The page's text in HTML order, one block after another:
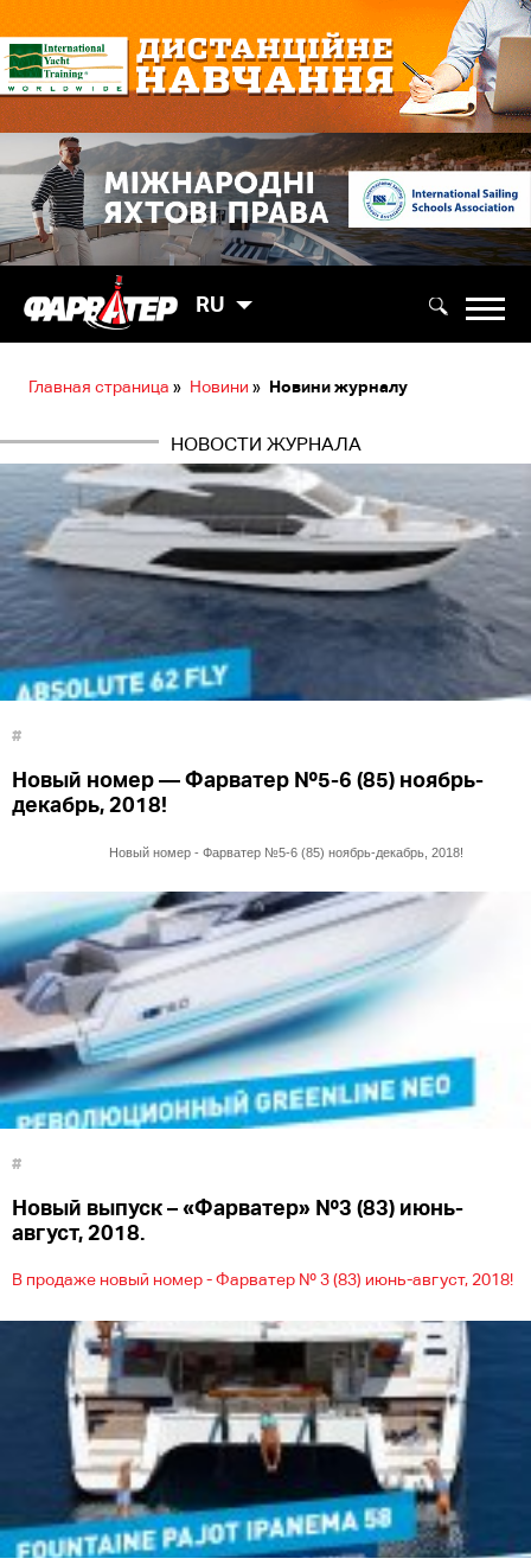
RU
Главная страница » Новини » Новини журналу
НОВОСТИ ЖУРНАЛА
#
Новый номер — Фарватер №5-6 (85) ноябрь-
декабрь, 2018!
Новый номер - Фарватер №5-6 (85) ноябрь-декабрь, 2018!
#
Новый выпуск – «Фарватер» №3 (83) июнь-
август, 2018.
В продаже новый номер - Фарватер № 3 (83) июнь-август, 2018!